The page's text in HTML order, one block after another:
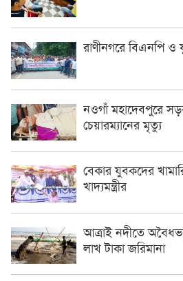
রাণীনগরে বিএনপি ও
নওগাঁ মহাদেবপুরে
চেয়ারম্যানের মৃত্যু
বেকার যুবকদের
খাদ্যমন্ত্রীর
আত্রাই নদীতে
লাখ টাকা জরিমানা